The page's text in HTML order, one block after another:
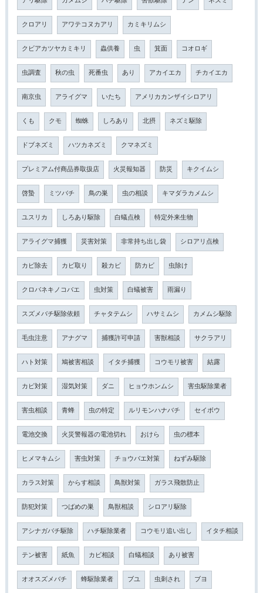
クロアリ アワテコヌカアリ カミキリムシ
クビアカツヤカミキリ 蟲供養 虫 箕面 コオロギ
虫調査 秋の虫 死番虫 あり アカイエカ チカイエカ
南京虫 アライグマ いたち アメリカカンザイシロアリ
くも クモ 蜘蛛 しろあり 北摂 ネズミ駆除
ドブネズミ ハツカネズミ クマネズミ
プレミアム付商品券取扱店 火災報知器 防災 キクイムシ
啓蟄 ミツバチ 鳥の巣 虫の相談 キマダラカメムシ
ユスリカ しろあり駆除 白蟻点検 特定外来生物
アライグマ捕獲 災害対策 非常持ち出し袋 シロアリ点検
カビ除去 カビ取り 殺カビ 防カビ 虫除け
クロバネキノコバエ 虫対策 白蟻被害 雨漏り
スズメバチ駆除依頼 チャタテムシ ハサミムシ カメムシ駆除
毛虫注意 アナグマ 捕獲許可申請 害獣相談 サクラアリ
ハト対策 鳩被害相談 イタチ捕獲 コウモリ被害 結露
カビ対策 湿気対策 ダニ ヒョウホンムシ 害虫駆除業者
害虫相談 青蜂 虫の特定 ルリモンハナバチ セイボウ
電池交換 火災警報器の電池切れ おけら 虫の標本
ヒメマキムシ 害虫対策 チョウバエ対策 ねずみ駆除
カラス対策 からす相談 鳥獣対策 ガラス飛散防止
防犯対策 つばめの巣 鳥獣相談 シロアリ駆除
アシナガバチ駆除 ハチ駆除業者 コウモリ追い出し イタチ相談
テン被害 紙魚 カビ相談 白蟻相談 あり被害
オオスズメバチ 蜂駆除業者 ブユ 虫刺され ブヨ